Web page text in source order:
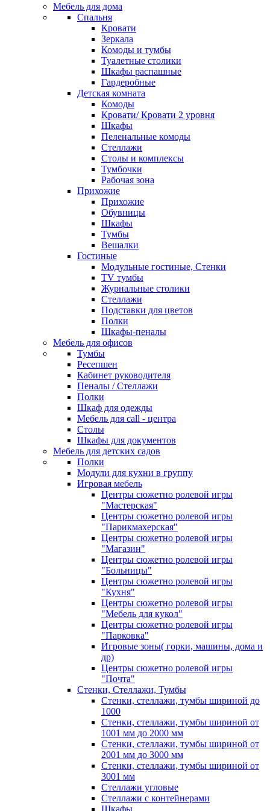
Мебель для дома
Спальня
Кровати
Зеркала
Комоды и тумбы
Туалетные столики
Шкафы распашные
Гардеробные
Детская комната
Комоды
Кровати/ Кровати 2 уровня
Шкафы
Пеленальные комоды
Стеллажи
Столы и комплексы
Тумбочки
Рабочая зона
Прихожие
Прихожие
Обувницы
Шкафы
Тумбы
Вешалки
Гостиные
Модульные гостиные, Стенки
TV тумбы
Журнальные столики
Стеллажи
Подставки для цветов
Полки
Шкафы-пеналы
Мебель для офисов
Тумбы
Ресепшен
Кабинет руководителя
Пеналы / Стеллажи
Полки
Шкаф для одежды
Мебель для call - центра
Столы
Шкафы для документов
Мебель для детских садов
Полки
Модули для кухни в группу
Игровая мебель
Центры сюжетно ролевой игры
"Мастерская"
Центры сюжетно ролевой игры
"Парикмахерская"
Центры сюжетно ролевой игры
"Магазин"
Центры сюжетно ролевой игры
"Больницы"
Центры сюжетно ролевой игры
"Кухня"
Центры сюжетно ролевой игры
"Мебель для кукол"
Центры сюжетно ролевой игры
"Парковка"
Игровые зоны( горки, машины, дома и
др)
Центры сюжетно ролевой игры
"Почта"
Стенки, Стеллажи, Тумбы
Стенки, стеллажи, тумбы шириной до
1000
Стенки, стеллажи, тумбы шириной от
1001 мм до 2000 мм
Стенки, стеллажи, тумбы шириной от
2001 мм до 3000 мм
Стенки, стеллажи, тумбы шириной от
3001 мм
Стеллажи угловые
Стеллажи с контейнерами
Шкафы